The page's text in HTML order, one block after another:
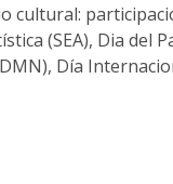
cultural:
(SEA), Dia del
Día